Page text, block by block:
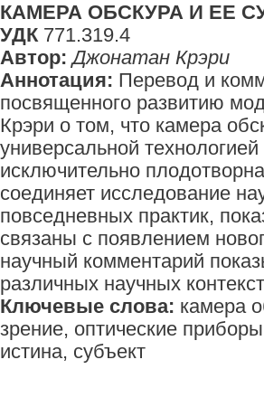
КАМЕРА ОБСКУРА И ЕЕ
УДК771.319.4
Автор: Джонатан Крэри
Аннотация: Перевод и
посвященного развитию
Крэри о том, что камера
универсальной технологией
исключительно
соединяет исследование
повседневных практик,
связаны с появлением
научный комментарий
различных научных
Ключевые слова: камера
зрение, оптические
истина, субъект